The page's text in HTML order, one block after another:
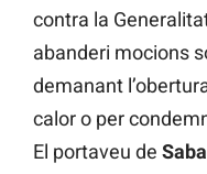
contra la
abanderi mocions
demanant
calor o per
El portaveu de